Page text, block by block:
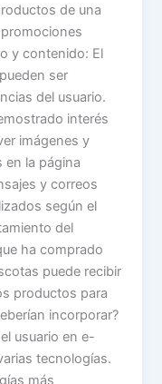
de una
y contenido: El
ser
del usuario.
interés
imágenes y
la página
y correos
según el
del
ha comprado
puede recibir
productos para
incorporar?
usuario en e-
tecnologías.
más